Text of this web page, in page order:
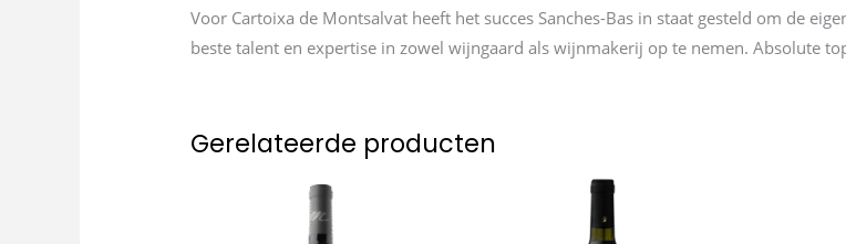
Voor Cartoixa de Montsalvat heeft het succes Sanches-Bas in staat gesteld om de
beste talent en expertise in zowel wijngaard als wijnmakerij op te nemen. Absolute
Gerelateerde producten